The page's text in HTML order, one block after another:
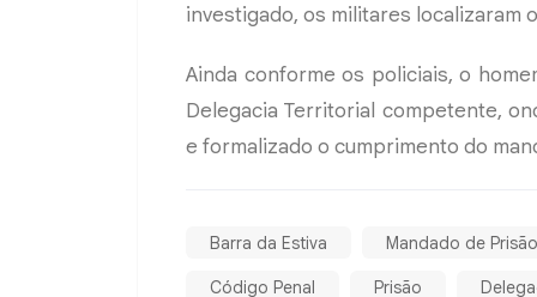
investigado, os militares localizaram
Ainda conforme os policiais, o
Delegacia Territorial competente,
e formalizado o cumprimento do
Barra da Estiva Mandado de Prisão
Código Penal Prisão